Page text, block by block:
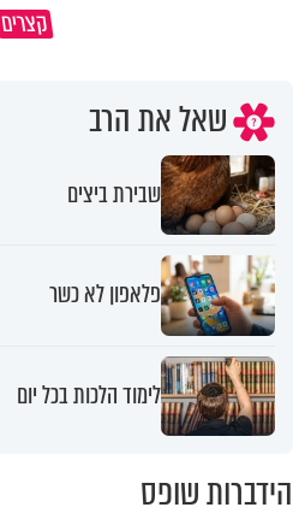
קצרים
שאל את הרב
שבירת ביצים
פלאפון לא כשר
לימוד הלכות בכל יום
הידברות שופס